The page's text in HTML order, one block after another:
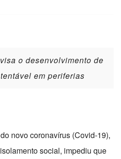
o desenvolvimento de
em periferias
novo coronavírus (Covid-19),
social, impediu que